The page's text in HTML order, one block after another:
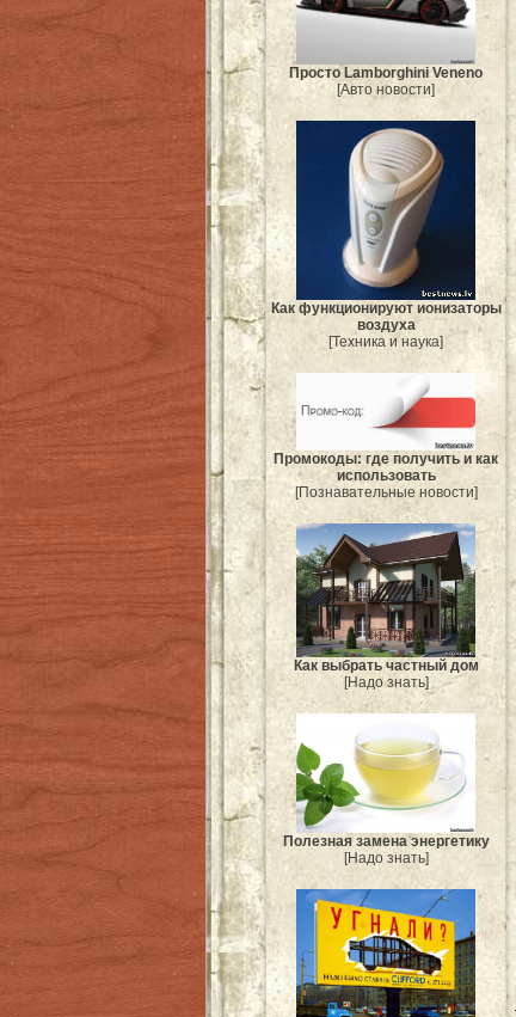
Просто Lamborghini Veneno
[Авто новости]
Как функционируют ионизаторы
воздуха
[Техника и наука]
Промокоды: где получить и как
использовать
[Познавательные новости]
Как выбрать частный дом
[Надо знать]
Полезная замена энергетику
[Надо знать]